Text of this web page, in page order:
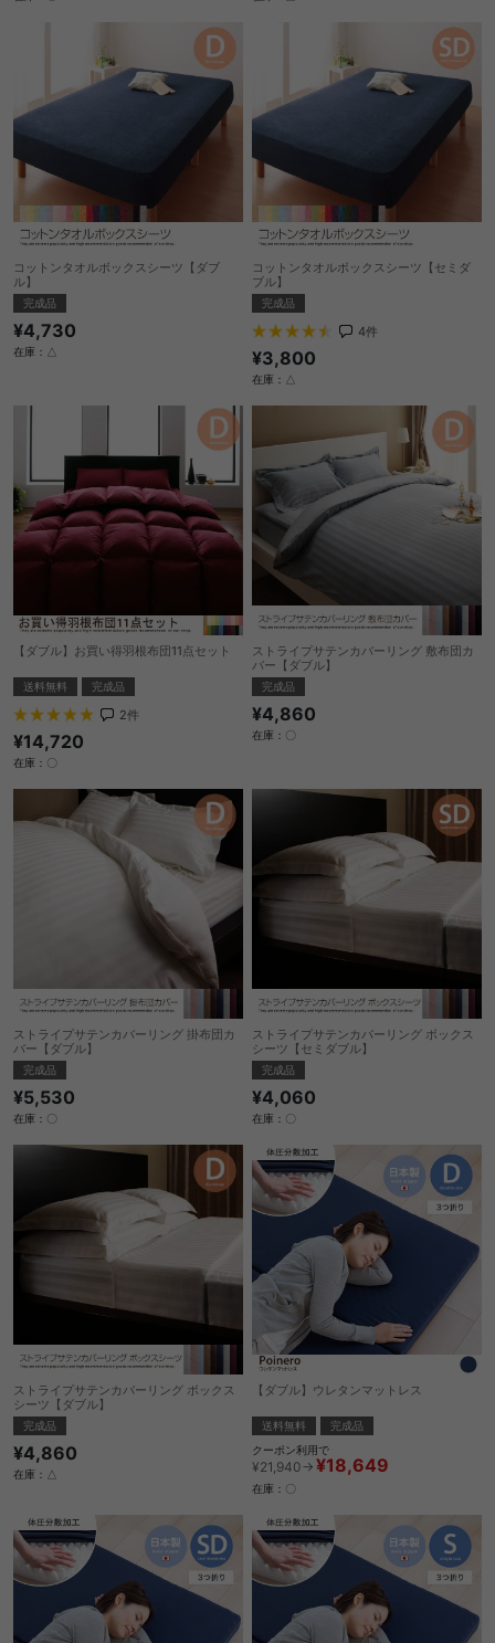
コットンタオルボックスシーツ【ダブ
ル】
完成品
¥4,730
在庫：△
コットンタオルボックスシーツ【セミダ
ブル】
完成品
4件
¥3,800
在庫：△
【ダブル】お買い得羽根布団11点セット
送料無料 完成品
2件
¥14,720
在庫：〇
ストライプサテンカバーリング 敷布団カ
バー【ダブル】
完成品
¥4,860
在庫：〇
ストライプサテンカバーリング 掛布団カ
バー【ダブル】
完成品
¥5,530
在庫：〇
ストライプサテンカバーリング ボックス
シーツ【セミダブル】
完成品
¥4,060
在庫：〇
ストライプサテンカバーリング ボックス
シーツ【ダブル】
完成品
¥4,860
在庫：△
【ダブル】ウレタンマットレス
送料無料
完成品
クーポン利用で
¥21,940→ ¥18,649
在庫：〇